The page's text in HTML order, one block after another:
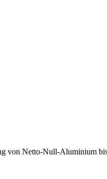
Netto-Null-Aluminium